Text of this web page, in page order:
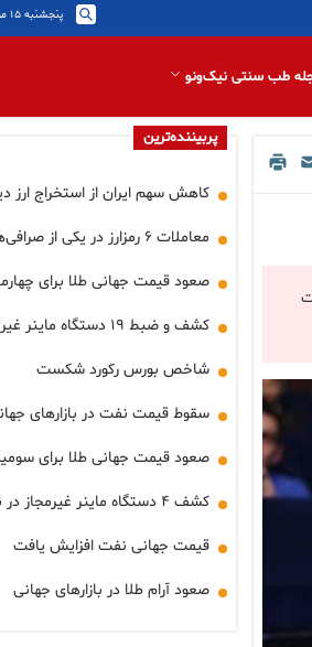
پنجشنبه ۱۵ مرداد ۱۴۰۵
طب سنتی نیک‌ونو
پربیننده‌ترین
کاهش سهم ایران از استخراج ارز
معاملات ۶ رمزارز در یکی از صرافی‌ها متوقف شد
صعود قیمت جهانی طلا برای
کشف و ضبط ۱۹ دستگاه ماینر غیرمجاز در استان مازندران
شاخص بورس رکورد شکست
سقوط قیمت نفت در بازارهای جهانی به
صعود قیمت جهانی طلا برای
کشف ۴ دستگاه ماینر غیرمجاز در نوشهر
قیمت جهانی نفت افزایش یافت
صعود آرام طلا در بازارهای جهانی